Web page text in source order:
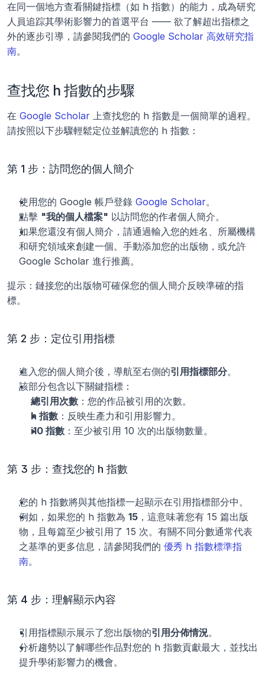
在同一個地方查看關鍵指標（如 h 指數）的能力，成為研究
人員追踪其學術影響力的首選平台 —— 欲了解超出指標之
外的逐步引導，請參閱我們的 Google Scholar 高效研究指
南。
查找您 h 指數的步驟
在 Google Scholar 上查找您的 h 指數是一個簡單的過程。
請按照以下步驟輕鬆定位並解讀您的 h 指數：
第 1 步：訪問您的個人簡介
使用您的 Google 帳戶登錄 Google Scholar。
點擊 "我的個人檔案" 以訪問您的作者個人簡介。
如果您還沒有個人簡介，請通過輸入您的姓名、所屬機構
和研究領域來創建一個。手動添加您的出版物，或允許
Google Scholar 進行推薦。
提示：鏈接您的出版物可確保您的個人簡介反映準確的指
標。
第 2 步：定位引用指標
進入您的個人簡介後，導航至右側的引用指標部分。
該部分包含以下關鍵指標：
總引用次數 ：您的作品被引用的次數。
h 指數 ：反映生產力和引用影響力。
i10 指數 ：至少被引用 10 次的出版物數量。
第 3 步：查找您的 h 指數
您的 h 指數將與其他指標一起顯示在引用指標部分中。
例如，如果您的 h 指數為 15 ，這意味著您有 15 篇出版
物，且每篇至少被引用了 15 次。有關不同分數通常代表
之基準的更多信息，請參閱我們的 優秀 h 指數標準指
南。
第 4 步：理解顯示內容
引用指標顯示展示了您出版物的引用分佈情況。
分析趨勢以了解哪些作品對您的 h 指數貢獻最大，並找出
提升學術影響力的機會。